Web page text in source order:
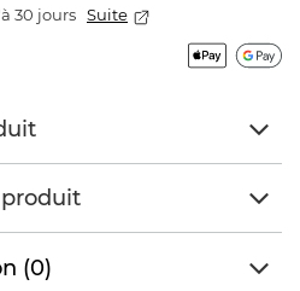
30 jours Suite
(0)